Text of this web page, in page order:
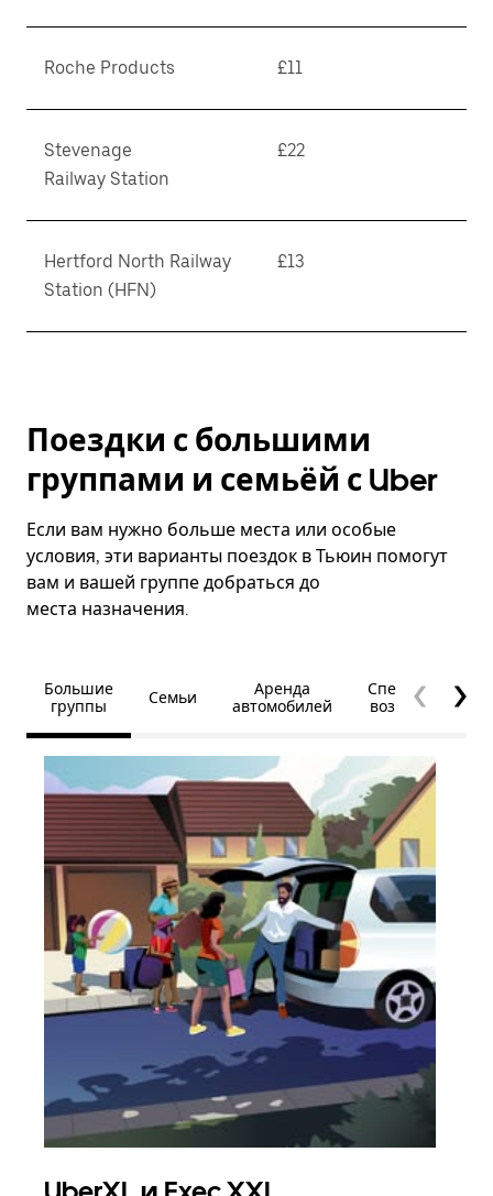
Roche Products £11
Stevenage
Railway Station
£22
Hertford North Railway
Station (HFN)
£13
Поездки с большими
группами и семьёй с Uber
Если вам нужно больше места или особые
условия, эти варианты поездок в Тьюин помогут
вам и вашей группе добраться до
места назначения.
Большие
группы
Семьи
Аренда
автомобилей
Специальные
возможности